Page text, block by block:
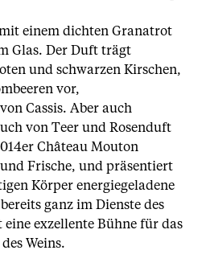
einem dichten Granatrot
Glas. Der Duft trägt
und schwarzen Kirschen,
vor,
Cassis. Aber auch
von Teer und Rosenduft
Château Mouton
Frische, und präsentiert
Körper energiegeladene
ganz im Dienste des
exzellente Bühne für das
Weins.